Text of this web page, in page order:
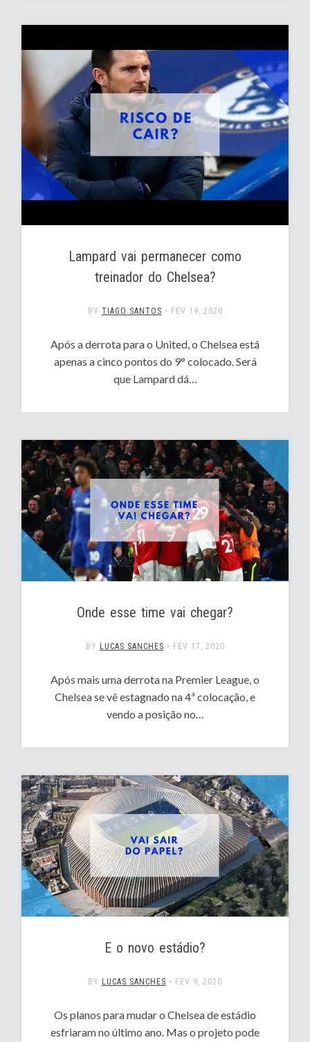
Lampard vai permanecer como
treinador do Chelsea?
BY TIAGO SANTOS • FEV 19, 2020
Após a derrota para o United, o Chelsea está
apenas a cinco pontos do 9° colocado. Será
que Lampard dá…
Onde esse time vai chegar?
BY LUCAS SANCHES • FEV 17, 2020
Após mais uma derrota na Premier League, o
Chelsea se vê estagnado na 4ª colocação, e
vendo a posição no…
E o novo estádio?
BY LUCAS SANCHES • FEV 9, 2020
Os planos para mudar o Chelsea de estádio
esfriaram no último ano. Mas o projeto pode